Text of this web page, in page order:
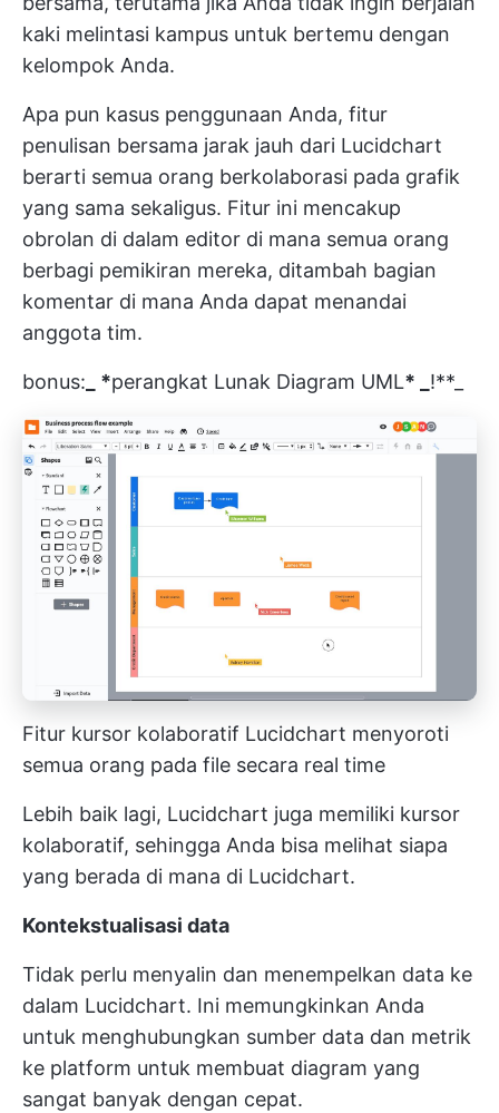
kaki melintasi kampus untuk bertemu dengan
kelompok Anda.
Apa pun kasus penggunaan Anda, fitur
penulisan bersama jarak jauh dari Lucidchart
berarti semua orang berkolaborasi pada grafik
yang sama sekaligus. Fitur ini mencakup
obrolan di dalam editor di mana semua orang
berbagi pemikiran mereka, ditambah bagian
komentar di mana Anda dapat menandai
anggota tim.
bonus: _ *perangkat Lunak Diagram UML* _ !**_
Fitur kursor kolaboratif Lucidchart menyoroti
semua orang pada file secara real time
Lebih baik lagi, Lucidchart juga memiliki kursor
kolaboratif, sehingga Anda bisa melihat siapa
yang berada di mana di Lucidchart.
Kontekstualisasi data
Tidak perlu menyalin dan menempelkan data ke
dalam Lucidchart. Ini memungkinkan Anda
untuk menghubungkan sumber data dan metrik
ke platform untuk membuat diagram yang
sangat banyak dengan cepat.